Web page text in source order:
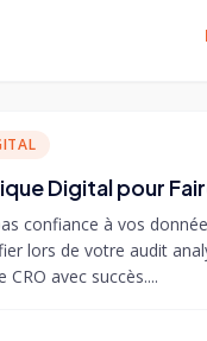
Digital pour
confiance à vos
lors de votre audit
avec succès....